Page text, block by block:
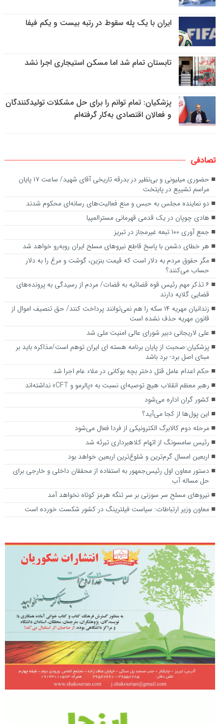
ایران با یک پله سقوط در رتبه بیست و یکم فیفا
تابستان تمام شد اما مسکن استیجاری اجرا نشد
پزشکیان: تمام توانم را برای حل مشکلات تولیدکنندگان
و فعالان اقتصادی به‌کار گرفته‌ام
تصادفی
حضوری میلیونی و بی‌نظیر در بدرقه تاریخی آقای شهید/ ساعت ۱۷ پایان
مراسم تشییع در پایتخت
دو نماینده مجلس به حبس و منع فعالیت‌های رسانه‌ای محکوم شدند
هادی چوپان در یک قدمی قهرمانی مسترالمپیا
جمع آوری ۱۰۰ تبعه غیرمجاز در تبریز
هر خطای دشمن با پاسخ قاطع نیروهای مسلح ایران روبه‌رو خواهد شد
مگر حقوق مردم به دلار است که قیمت بنزین، گوشت و مرغ را به دلار
حساب می‌کنند؟
۶ تذکر مهم رئیس قوه قضائیه به قضات/ مردم از رسیدگی به پرونده‌های
قضایی گلایه‌ دارند‌
زندانیان مهریه ۱۴ سکه را هم نمی‌توانند پرداخت کنند/ حق تنصیف اموال از
قانون مهریه حذف نشده است
علی لاریجانی دبیر شورای عالی امنیت ملی شد
پزشکیان:صحبت از پایان برنامه هسته ای ایران توهم است/مذاکره باید بر
مبنای اصل برد- برد باشد
حکم اعدام عامل قتل دختر بچه بوکانی در ملاء عام اجرا شد
رهبر معظم انقلاب هیچ توصیه‌ای نسبت به «پالرمو و CFT» نداشته‌اند
کشور گران اداره می‌شود
این پول‌ها از کجا می‌آید؟
مرحله دوم کالابرگ الکترونیکی از فردا فعال می‌شود
رئیس سامسونگ از اتهام کلاهبرداری تبرئه شد
اربعین امسال گرم‌ترین و شلوغ‌ترین اربعین خواهد بود
دستور معاون اول رئیس‌جمهور به استفاده از محققان داخلی و خارجی برای
حل مساله آب
نیروهای مسلح سر سوزنی بر سر تنگه هرمز کوتاه نخواهد آمد
معاون وزیر ارتباطات: سیاست فیلترینگ در کشور شکست خورده است